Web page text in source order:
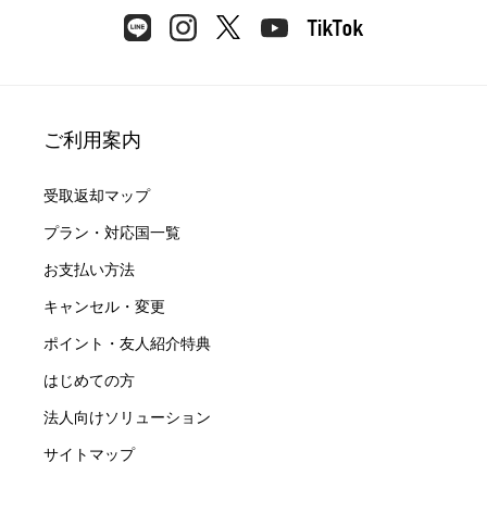
ご利用案内
受取返却マップ
プラン・対応国一覧
お支払い方法
キャンセル・変更
ポイント・友人紹介特典
はじめての方
法人向けソリューション
サイトマップ